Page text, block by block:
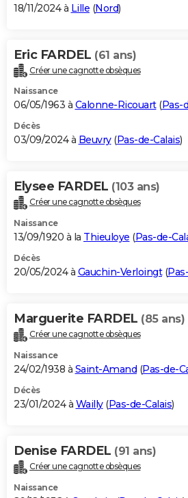
18/11/2024 à Lille (Nord)
Eric FARDEL (61 ans)
Créer une cagnotte obsèques
Naissance
06/05/1963 à Calonne-Ricouart(Pas-
Décès
03/09/2024 à Beuvry(Pas-de-Calais)
Elysee FARDEL (103 ans)
Créer une cagnotte obsèques
Naissance
13/09/1920 à la Thieuloye (Pas-de-
Décès
20/05/2024 à Gauchin-Verloingt(
Marguerite FARDEL (85 ans)
Créer une cagnotte obsèques
Naissance
24/02/1938 à Saint-Amand (Pas-de-
Décès
23/01/2024 à Wailly(Pas-de-Calais)
Denise FARDEL (91 ans)
Créer une cagnotte obsèques
Naissance